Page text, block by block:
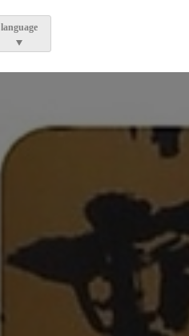
language